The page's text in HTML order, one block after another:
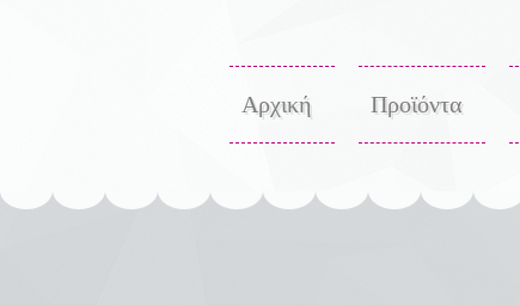
Προϊόντα
Αρχική